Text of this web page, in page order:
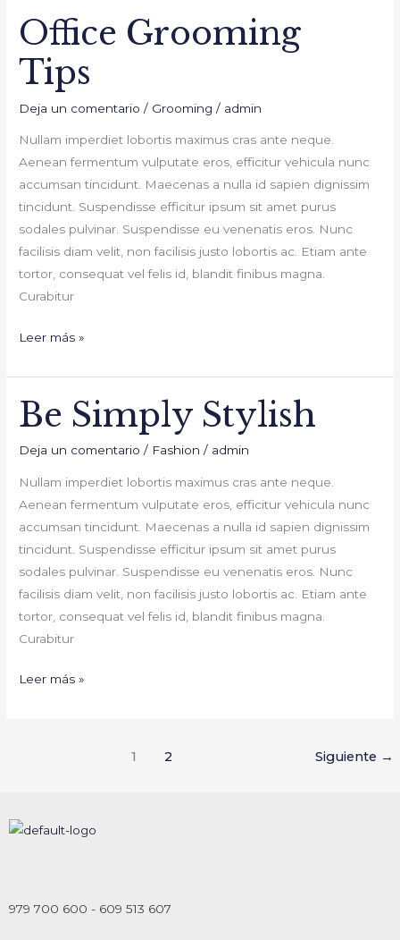
Office Grooming
Tips
Deja un comentario / Grooming / admin
Nullam imperdiet lobortis maximus cras ante neque.
Aenean fermentum vulputate eros, efficitur vehicula nunc
accumsan tincidunt. Maecenas a nulla id sapien dignissim
tincidunt. Suspendisse efficitur ipsum sit amet purus
sodales pulvinar. Suspendisse eu venenatis eros. Nunc
facilisis diam velit, non facilisis justo lobortis ac. Etiam ante
tortor, consequat vel felis id, blandit finibus magna.
Curabitur
Office
Grooming
Tips
Leer más »
Be Simply Stylish
Deja un comentario / Fashion / admin
Nullam imperdiet lobortis maximus cras ante neque.
Aenean fermentum vulputate eros, efficitur vehicula nunc
accumsan tincidunt. Maecenas a nulla id sapien dignissim
tincidunt. Suspendisse efficitur ipsum sit amet purus
sodales pulvinar. Suspendisse eu venenatis eros. Nunc
facilisis diam velit, non facilisis justo lobortis ac. Etiam ante
tortor, consequat vel felis id, blandit finibus magna.
Curabitur
Be
Simply
Stylish
Leer más »
1 2 Siguiente →
979 700 600 - 609 513 607